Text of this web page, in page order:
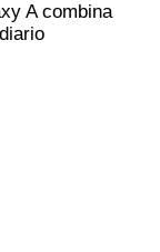
A combina